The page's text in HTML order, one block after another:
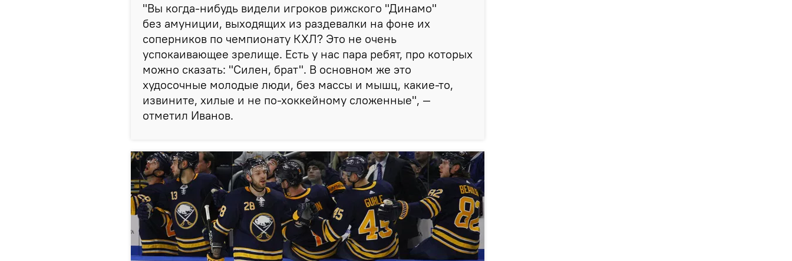
"Вы когда-нибудь видели игроков рижского "Динамо"
без амуниции, выходящих из раздевалки на фоне их
соперников по чемпионату КХЛ? Это не очень
успокаивающее зрелище. Есть у нас пара ребят, про которых
можно сказать: "Силен, брат". В основном же это
худосочные молодые люди, без массы и мышц, какие-то,
извините, хилые и не по-хоккейному сложенные", —
отметил Иванов.